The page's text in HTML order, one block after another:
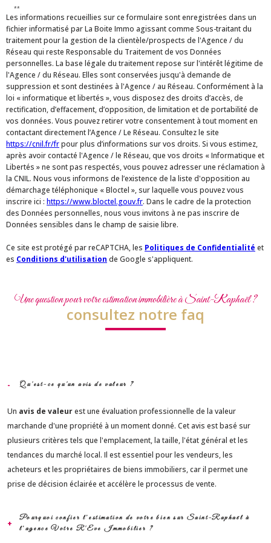
**
Les informations recueillies sur ce formulaire sont enregistrées dans un
fichier informatisé par La Boite Immo agissant comme Sous-traitant du
traitement pour la gestion de la clientèle/prospects de l'Agence / du
Réseau qui reste Responsable du Traitement de vos Données
personnelles. La base légale du traitement repose sur l'intérêt légitime de
l'Agence / du Réseau. Elles sont conservées jusqu'à demande de
suppression et sont destinées à l'Agence / au Réseau. Conformément à la
loi « informatique et libertés », vous disposez des droits d’accès, de
rectification, d’effacement, d’opposition, de limitation et de portabilité de
vos données. Vous pouvez retirer votre consentement à tout moment en
contactant directement l’Agence / Le Réseau. Consultez le site
https://cnil.fr/frpour plus d’informations sur vos droits. Si vous estimez,
après avoir contacté l'Agence / le Réseau, que vos droits « Informatique et
Libertés » ne sont pas respectés, vous pouvez adresser une réclamation à
la CNIL. Nous vous informons de l’existence de la liste d'opposition au
démarchage téléphonique « Bloctel », sur laquelle vous pouvez vous
inscrire ici : https://www.bloctel.gouv.fr. Dans le cadre de la protection
des Données personnelles, nous vous invitons à ne pas inscrire de
Données sensibles dans le champ de saisie libre.
Ce site est protégé par reCAPTCHA, les Politiques de Confidentialité et
es Conditions d'utilisation de Google s'appliquent.
Une question pour votre estimation immobilière à Saint-Raphaël ?
consultez notre faq
Qu'est-ce qu'un avis de valeur ?
Un avis de valeurest une évaluation professionnelle de la valeur
marchande d'une propriété à un moment donné. Cet avis est basé sur
plusieurs critères tels que l'emplacement, la taille, l'état général et les
tendances du marché local. Il est essentiel pour les vendeurs, les
acheteurs et les propriétaires de biens immobiliers, car il permet une
prise de décision éclairée et accélère le processus de vente.
Pourquoi confier l’estimation de votre bien sur Saint-Raphaël à
l’agence Votre R'Eve Immobilier ?